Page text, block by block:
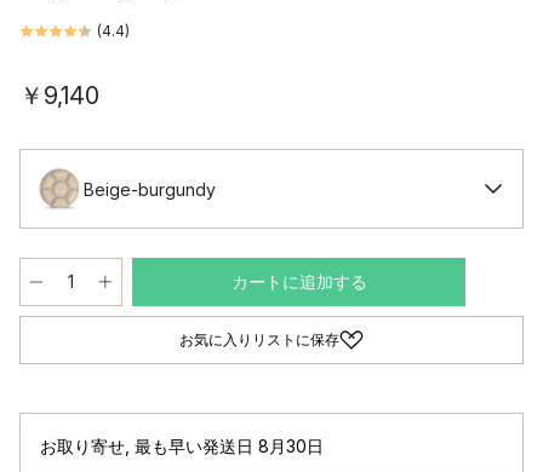
(4.4)
￥9,140
Beige-burgundy
カートに追加する
お気に入りリストに保存
お取り寄せ 最も早い発送日 8月30日